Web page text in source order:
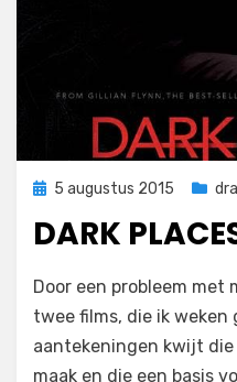
Geplaatst
5 augustus 2015
DARK
Filmofiel.nl
Laat een reactie achter
Door een probleem met
twee films, die ik weken
aantekeningen kwijt
maak en die een basis